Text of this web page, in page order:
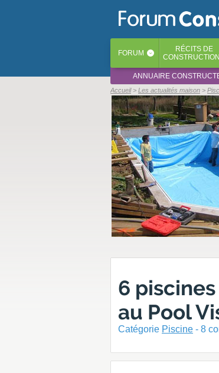
FORUM ‹ RÉCITS DE
ANNUAIRE
Accueil Les actualités maison
6
au Pool
Catégorie Piscine - 8